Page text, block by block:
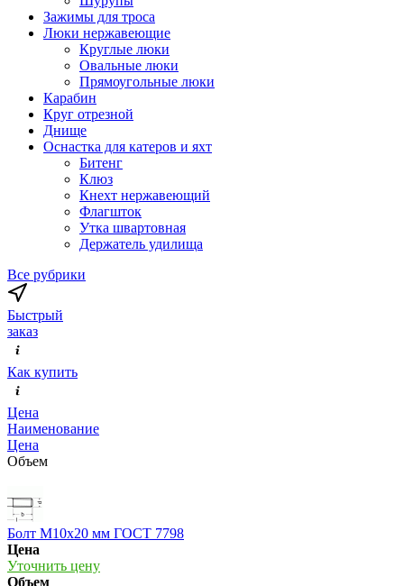
Зажимы для троса
Люки нержавеющие
Круглые люки
Овальные люки
Прямоугольные люки
Карабин
Круг отрезной
Днище
Оснастка для катеров и яхт
Битенг
Клюз
Кнехт нержавеющий
Флагшток
Утка швартовная
Держатель удилища
Все рубрики
Быстрый
заказ
Как купить
Цена
Наименование
Цена
Объем
Болт М10х20 мм ГОСТ 7798
Цена
Уточнить цену
Объем